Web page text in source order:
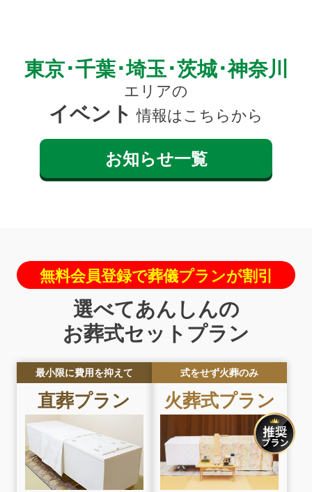
東京･千葉･埼玉･茨城･神奈川
エリアの
イベント 情報はこちらから
お知らせ一覧
無料会員登録で葬儀プランが割引
選べてあんしんの
お葬式セットプラン
最小限に費用を抑えて
直葬プラン
式をせず火葬のみ
火葬式プラン